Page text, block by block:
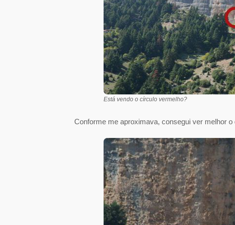
Está vendo o círculo vermelho?
Conforme me aproximava, consegui ver melhor